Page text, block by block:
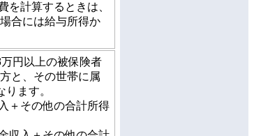
計算するときは、
合には給与所得か
円以上の被保険者
と、その世帯に属
ます。
＋その他の合計所得